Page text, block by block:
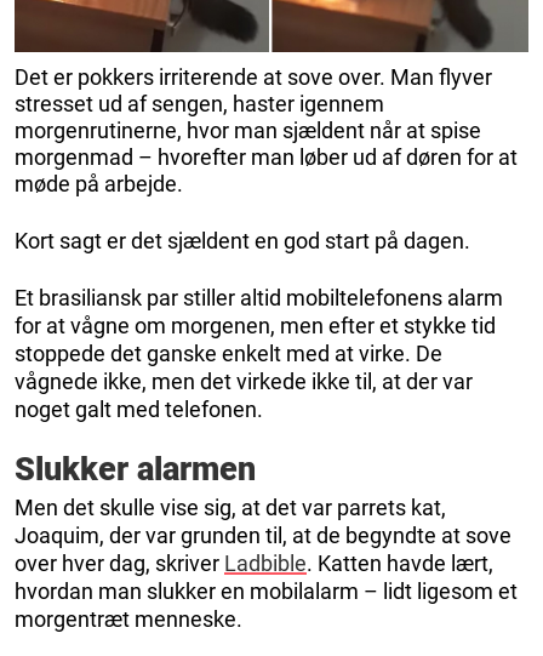
Det er pokkers irriterende at sove over. Man flyver
stresset ud af sengen, haster igennem
morgenrutinerne, hvor man sjældent når at spise
morgenmad – hvorefter man løber ud af døren for at
møde på arbejde.
Kort sagt er det sjældent en god start på dagen.
Et brasiliansk par stiller altid mobiltelefonens alarm
for at vågne om morgenen, men efter et stykke tid
stoppede det ganske enkelt med at virke. De
vågnede ikke, men det virkede ikke til, at der var
noget galt med telefonen.
Slukker alarmen
Men det skulle vise sig, at det var parrets kat,
Joaquim, der var grunden til, at de begyndte at sove
over hver dag, skriver Ladbible. Katten havde lært,
hvordan man slukker en mobilalarm – lidt ligesom et
morgentræt menneske.